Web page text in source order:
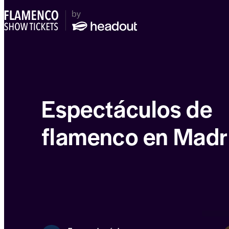
Espectáculos de
flamenco en